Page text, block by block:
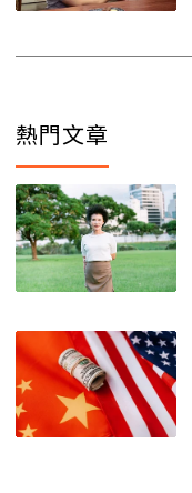
熱門文章